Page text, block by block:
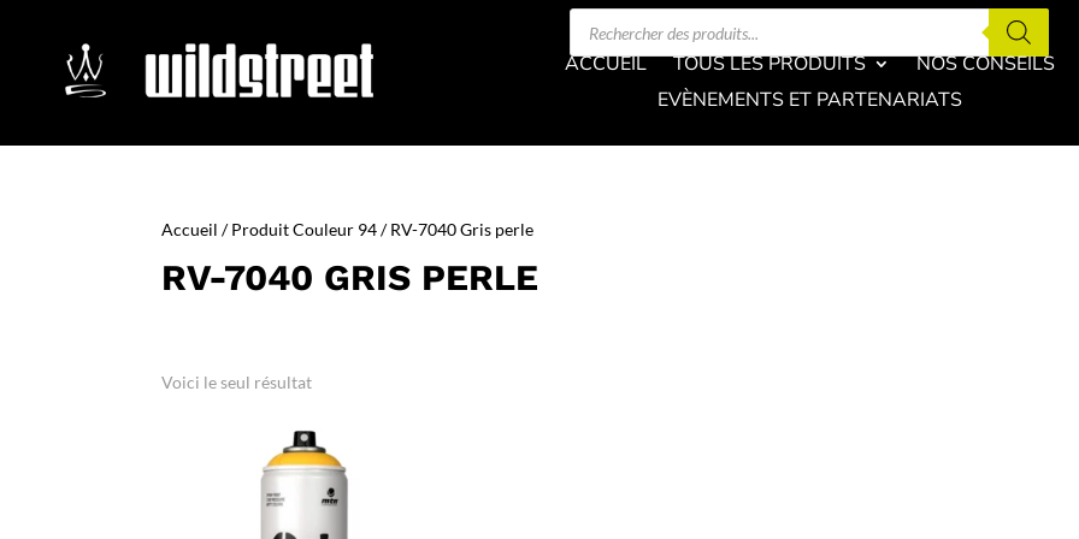
Recherche
ACCUEIL TOUS LES PRODUITS
NOS CONSEILS
EVÈNEMENTS ET PARTENARIATS
Accueil / Produit Couleur 94 / RV-7040 Gris perle
RV-7040 GRIS PERLE
Voici le seul résultat